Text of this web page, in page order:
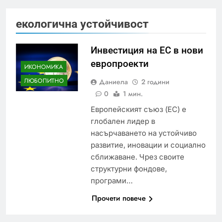
екологична устойчивост
ИКОНОМИКА
ЛЮБОПИТНО
Инвестиция на ЕС в нови
европроекти
Даниела
2 години
0
1 мин.
Европейският съюз (ЕС) е
глобален лидер в
насърчаването на устойчиво
развитие, иновации и социално
сближаване. Чрез своите
структурни фондове,
програми…
Прочети повече